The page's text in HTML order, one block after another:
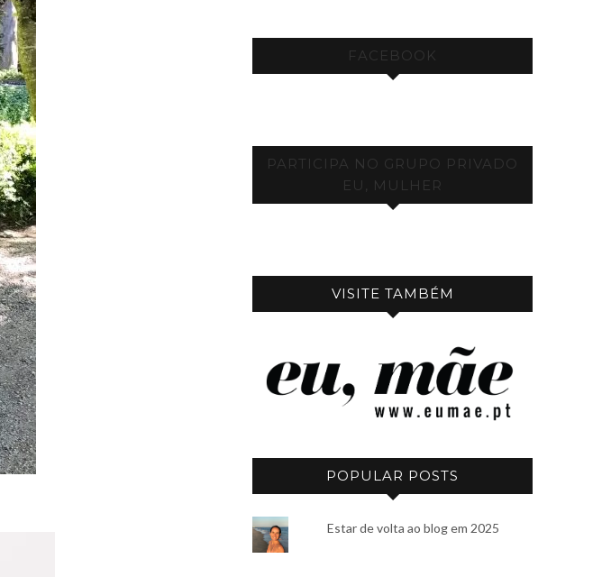
FACEBOOK
PARTICIPA NO GRUPO PRIVADO
EU, MULHER
VISITE TAMBÉM
POPULAR POSTS
Estar de volta ao blog em 2025